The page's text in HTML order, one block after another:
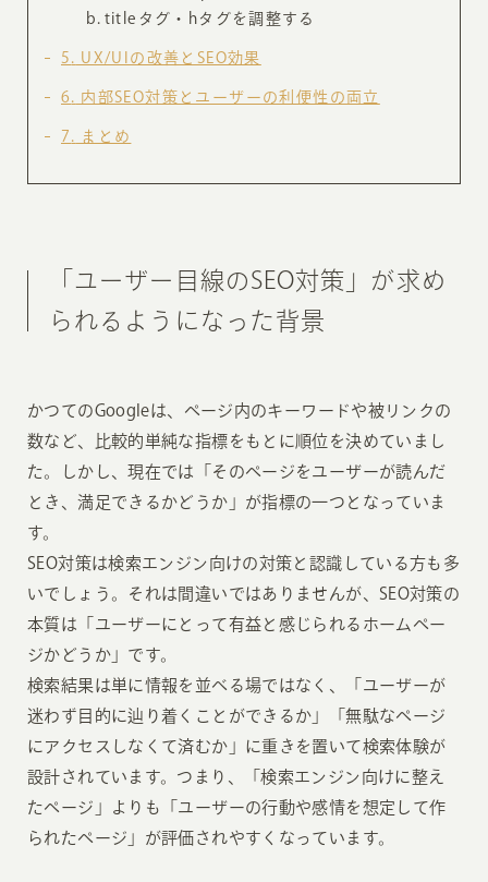
titleタグ・hタグを調整する
5 UX/UIの改善とSEO効果
6 内部SEO対策とユーザーの利便性の両立
7 まとめ
「ユーザー目線のSEO対策」が求め
られるようになった背景
かつてのGoogleは、ページ内のキーワードや被リンクの
数など、比較的単純な指標をもとに順位を決めていまし
た。しかし、現在では「そのページをユーザーが読んだ
とき、満足できるかどうか」が指標の一つとなっていま
す。
SEO対策は検索エンジン向けの対策と認識している方も多
いでしょう。それは間違いではありませんが、SEO対策の
本質は「ユーザーにとって有益と感じられるホームペー
ジかどうか」です。
検索結果は単に情報を並べる場ではなく、「ユーザーが
迷わず目的に辿り着くことができるか」「無駄なページ
にアクセスしなくて済むか」に重きを置いて検索体験が
設計されています。つまり、「検索エンジン向けに整え
たページ」よりも「ユーザーの行動や感情を想定して作
られたページ」が評価されやすくなっています。